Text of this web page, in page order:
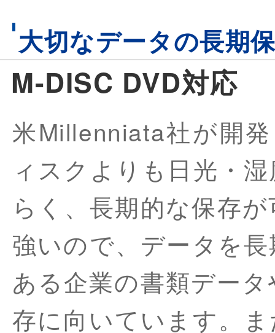
大切なデータの長期
M-DISC DVD対応
米Millenniata社が開
ィスクよりも日光・
らく、長期的な保存
強いので、データを
ある企業の書類デー
存に向いています。